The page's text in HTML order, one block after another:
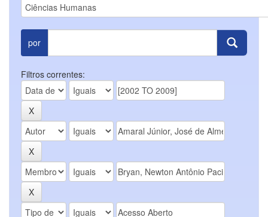
por
Filtros correntes: